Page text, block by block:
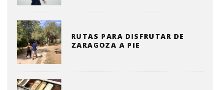
RUTAS PARA DISFRUTAR DE
ZARAGOZA A PIE